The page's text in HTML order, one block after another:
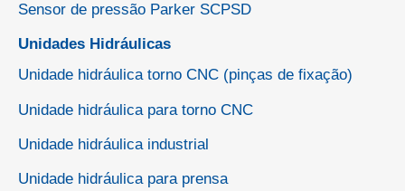
Sensor de pressão Parker SCPSD
Unidades Hidráulicas
Unidade hidráulica torno CNC (pinças de fixação)
Unidade hidráulica para torno CNC
Unidade hidráulica industrial
Unidade hidráulica para prensa